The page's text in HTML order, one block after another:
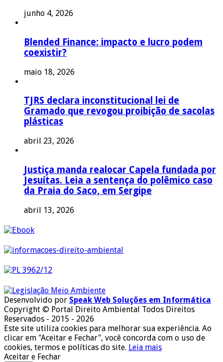
junho 4, 2026
Blended Finance: impacto e lucro podem
coexistir?
maio 18, 2026
TJRS declara inconstitucional lei de
Gramado que revogou proibição de sacolas
plásticas
abril 23, 2026
Justiça manda realocar Capela fundada por
Jesuítas. Leia a sentença do polêmico caso
da Praia do Saco, em Sergipe
abril 13, 2026
Desenvolvido por Speak Web Soluções em Informática
Copyright © Portal Direito Ambiental Todos Direitos
Reservados - 2015 - 2026
Este site utiliza cookies para melhorar sua experiência. Ao
clicar em "Aceitar e Fechar", você concorda com o uso de
cookies, termos e políticas do site. Leia mais
Aceitar e Fechar